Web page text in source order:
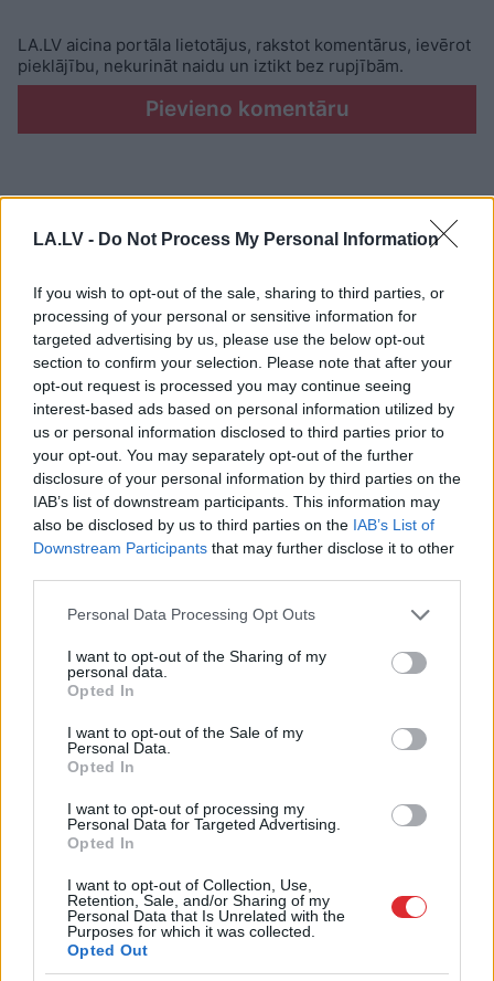
LA.LV - Do Not Process My Personal Information
If you wish to opt-out of the sale, sharing to third parties, or
processing of your personal or sensitive information for
targeted advertising by us, please use the below opt-out
section to confirm your selection. Please note that after your
opt-out request is processed you may continue seeing
interest-based ads based on personal information utilized by
us or personal information disclosed to third parties prior to
your opt-out. You may separately opt-out of the further
disclosure of your personal information by third parties on the
IAB’s list of downstream participants. This information may
also be disclosed by us to third parties on the IAB’s List of
Downstream Participants that may further disclose it to other
Please note that this website/app uses one or more Google
not limited to your visit or usage behaviour. You may click to
grant or deny consent to Google and its third-party tags to
use your data for below specified purposes in below Google
consent section.
Personal Data Processing Opt Outs
I want to opt-out of the Sharing of my
personal data.
Opted In
I want to opt-out of the Sale of my
Personal Data.
Opted In
I want to opt-out of processing my
Personal Data for Targeted Advertising.
Opted In
I want to opt-out of Collection, Use,
Retention, Sale, and/or Sharing of my
Personal Data that Is Unrelated with the
Purposes for which it was collected.
Opted Out
LA.LV aicina portāla lietotājus, rakstot komentārus, ievērot
pieklājību, nekurināt naidu un iztikt bez rupjībām.
Pievieno komentāru
LASĪTĀKIE
ceļiem: turam īkšķus, lai neatrodi sarakstā
savu auto
Ar šo zodiaka zīmju pārstāvjiem labāk
nestrīdēties: viņi vienmēr atradīs veidu,
kā pamatīgi atriebties
“Tikaibagātie izmanto sabiedrisko
transportu?” Ģimene gribēja pavizināties
ar vilcienu, bet biļešu cena lika pārdomāt
Šīm3 zodiaka zīmēm augusts būs īsts
Vai būs jātaisa jauna eID karte? LVRTC
atbild uz jautājumiem par gada beigās
daļai sabiedrības gaidāmajām pārmaiņām
Miljoniiztērēti, skats uz Vecrīgu ir, bet
cilvēku nav – kaut kas ir greizi ar jauno
promenādi